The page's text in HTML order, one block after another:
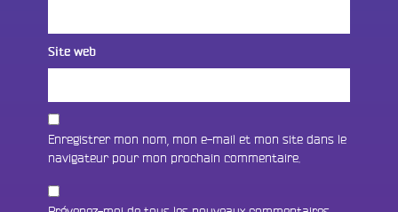
Site web
Enregistrer mon nom, mon e-mail et mon site dans le
navigateur pour mon prochain commentaire.